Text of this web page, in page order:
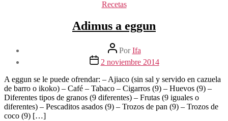
Categorías
Recetas
Adimus a eggun
Autor
de
la
PorIfa
Fecha
la
entrada
2 noviembre 2014
A eggun se le puede ofrendar: – Ajiaco (sin sal y servido en cazuela
de barro o ikoko) – Café – Tabaco – Cigarros (9) – Huevos (9) –
Diferentes tipos de granos (9 diferentes) – Frutas (9 iguales o
diferentes) – Pescaditos asados (9) – Trozos de pan (9) – Trozos de
coco (9) […]